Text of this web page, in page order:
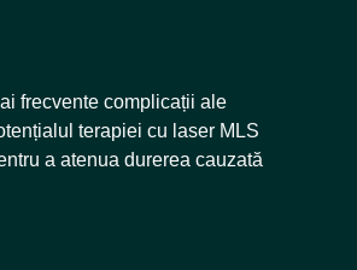
frecvente complicații ale
terapiei cu laser MLS
a atenua durerea cauzată